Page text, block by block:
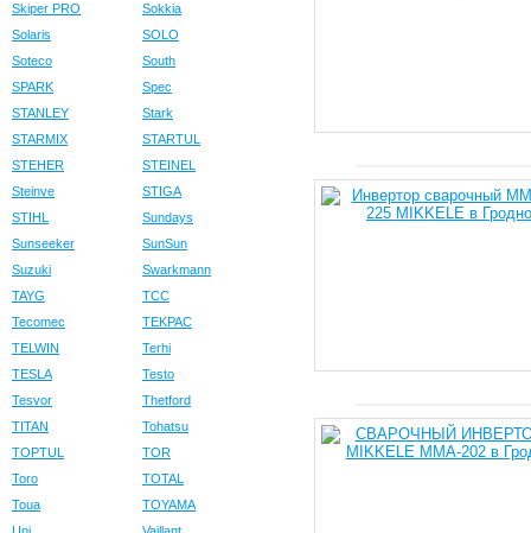
Skiper PRO
Sokkia
Solaris
SOLO
Soteco
South
SPARK
Spec
STANLEY
Stark
STARMIX
STARTUL
STEHER
STEINEL
Steinve
STIGA
STIHL
Sundays
Sunseeker
SunSun
Suzuki
Swarkmann
TAYG
TCC
Tecomec
TEKPAC
TELWIN
Terhi
TESLA
Testo
Tesvor
Thetford
TITAN
Tohatsu
TOPTUL
TOR
Toro
TOTAL
Toua
TOYAMA